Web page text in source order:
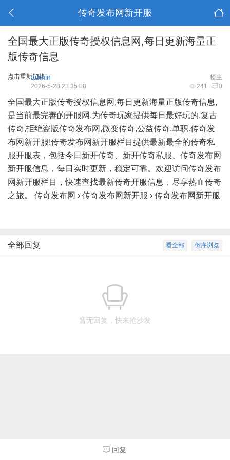
传奇发布网新开服
全国最大正版传奇授权信息网,每日更新海量正
版传奇信息
点击重新加载 楼主
admin
241 0
2026-5-28 23:35:08
全国最大正版传奇授权信息网,每日更新海量正版传奇信息,
是当前最完善的开服网,为传奇玩家提供每日最好玩的,复古
传奇,拒绝盗版传奇发布网,微变传奇,公益传奇,单职.传奇发
布网新开服!传奇发布网新开服栏目提供最新最全的传奇私
服开服表，包括今日新开传奇、新开传奇私服、传奇发布网
新开服信息，每日实时更新，稳定可靠。欢迎访问传奇发布
网新开服栏目，快速查找最新传奇开服信息，尽享热血传奇
之旅。 传奇发布网 › 传奇发布网新开服 › 传奇发布网新开服
倒序浏览
看全部
全部回复
暂无回复，快来抢沙发
回复